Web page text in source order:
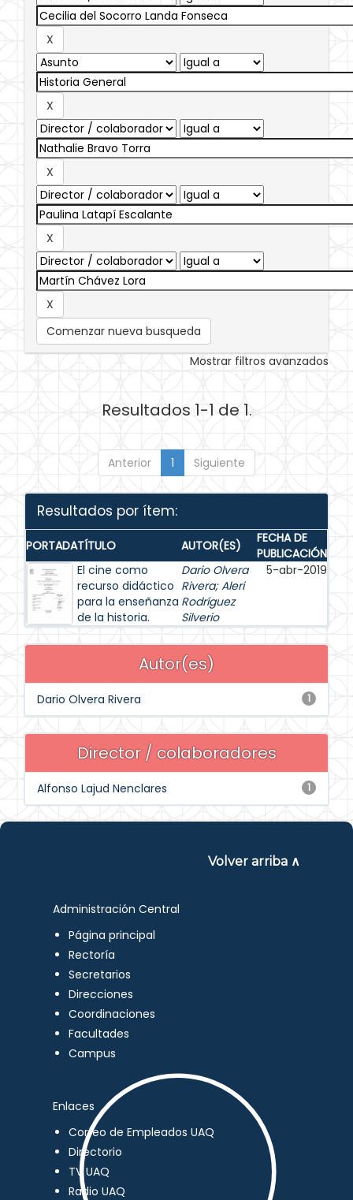
Comenzar nueva busqueda
Mostrar filtros avanzados
Resultados 1-1 de 1.
Anterior 1 Siguiente
Resultados por ítem:
PORTADATÍTULO AUTOR(ES)
FECHA DE
PUBLICACIÓN
El cine como
recurso didáctico
para la enseñanza
de la historia.
Dario Olvera
Rivera;Aleri
Rodríguez
Silverio
5-abr-2019
Autor(es)
1
Dario Olvera Rivera
Director / colaboradores
1
Alfonso Lajud Nenclares
Volver arriba ∧
Administración Central
Página principal
Rectoría
Secretarios
Direcciones
Coordinaciones
Facultades
Campus
Enlaces
Correo de Empleados UAQ
Directorio
TV UAQ
Radio UAQ